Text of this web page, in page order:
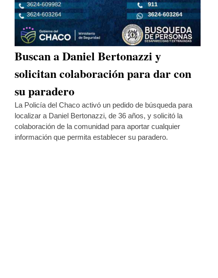
Buscan a Daniel Bertonazzi y
solicitan colaboración para dar con
su paradero
La Policía del Chaco activó un pedido de búsqueda para
localizar a Daniel Bertonazzi, de 36 años, y solicitó la
colaboración de la comunidad para aportar cualquier
información que permita establecer su paradero.